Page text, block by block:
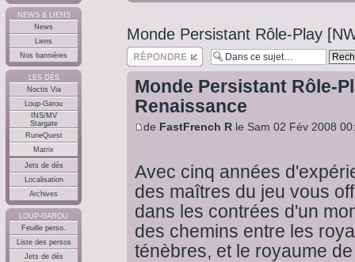
NEWS & LIENS
News
Liens
Nos bannières
LES DÉS
Noctis Via
Loup-Garou
INS/MV
Stargate
RuneQuest
Matrix
Jets de dés
Localisation
Archives
LOUP-GAROU
Feuille perso.
Liste des persos
Jets de dés
Monde Persistant Rôle-Play
Répondre
Monde Persistant Rôle-
Renaissance
de FastFrench R le Sam 02 Fév 2008
Avec cinq années
des maîtres du jeu vous
dans les contrées d'un
des chemins entre les
ténèbres, et le royaume